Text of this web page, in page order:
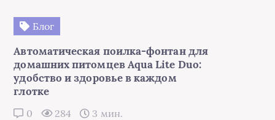
Блог
Автоматическая поилка-фонтан для
домашних питомцев Aqua Lite Duo:
удобство и здоровье в каждом
глотке
0 284 3 мин.